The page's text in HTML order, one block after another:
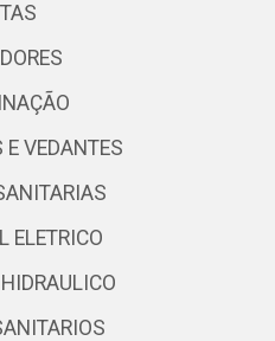
E VEDANTES
ELETRICO